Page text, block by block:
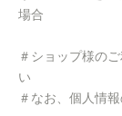
場合
＃ショップ様の
い
＃なお、個人情